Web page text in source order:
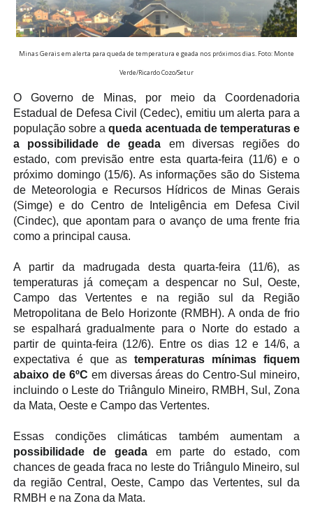
Minas Gerais em alerta para queda de temperatura e geada nos próximos dias. Foto: Monte
Verde/Ricardo Cozo/Setur
O Governo de Minas, por meio da Coordenadoria
Estadual de Defesa Civil (Cedec), emitiu um alerta para a
população sobre aqueda acentuada de temperaturas e
a possibilidade de geada em diversas regiões do
estado, com previsão entre esta quarta-feira (11/6) e o
próximo domingo (15/6). As informações são do Sistema
de Meteorologia e Recursos Hídricos de Minas Gerais
(Simge) e do Centro de Inteligência em Defesa Civil
(Cindec), que apontam para o avanço de uma frente fria
como a principal causa.
A partir da madrugada desta quarta-feira (11/6), as
temperaturas já começam a despencar no Sul, Oeste,
Campo das Vertentes e na região sul da Região
Metropolitana de Belo Horizonte (RMBH). A onda de frio
se espalhará gradualmente para o Norte do estado a
partir de quinta-feira (12/6). Entre os dias 12 e 14/6, a
expectativa é que astemperaturas mínimas fiquem
abaixo de 6ºC em diversas áreas do Centro-Sul mineiro,
incluindo o Leste do Triângulo Mineiro, RMBH, Sul, Zona
da Mata, Oeste e Campo das Vertentes.
Essas condições climáticas também aumentam a
possibilidade de geadaem parte do estado, com
chances de geada fraca no leste do Triângulo Mineiro, sul
da região Central, Oeste, Campo das Vertentes, sul da
RMBH e na Zona da Mata.